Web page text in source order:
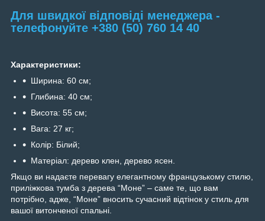
Для швидкої відповіді менеджера -
телефонуйте +380 (50) 760 14 40
Характеристики:
Ширина: 60 см;
Глибина: 40 см;
Висота: 55 см;
Вага: 27 кг;
Колір: Білий;
Матеріал: дерево клен, дерево ясен.
Якщо ви надаєте перевагу елегантному французькому стилю,
приліжкова тумба з дерева “Моне” – саме те, що вам
потрібно, адже, “Моне” вносить сучасний відтінок у стиль для
вашої витонченої спальні.